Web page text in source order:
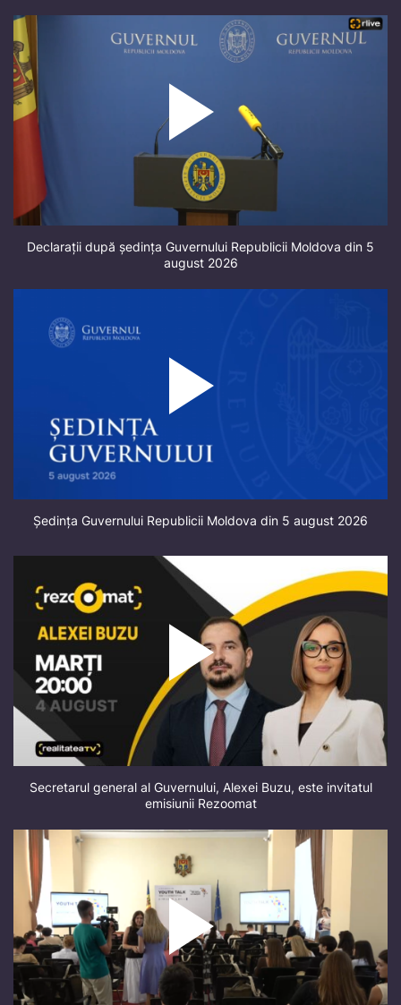
Declarații după ședința Guvernului Republicii Moldova din 5
august 2026
Ședința Guvernului Republicii Moldova din 5 august 2026
Secretarul general al Guvernului, Alexei Buzu, este invitatul
emisiunii Rezoomat